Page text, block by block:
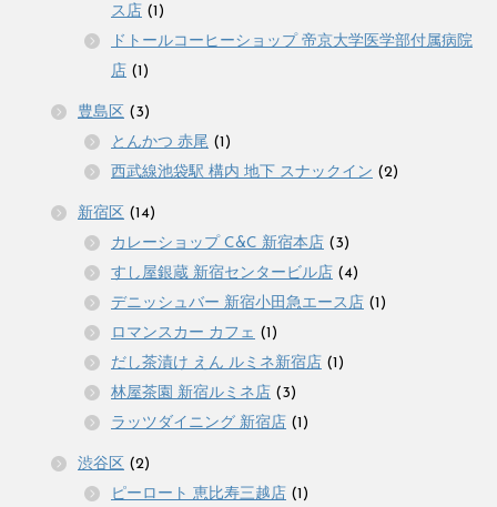
ス店 (1)
ドトールコーヒーショップ 帝京大学医学部付属病院
店 (1)
豊島区 (3)
とんかつ 赤尾 (1)
西武線池袋駅 構内 地下 スナックイン (2)
新宿区 (14)
カレーショップ C&C 新宿本店 (3)
すし屋銀蔵 新宿センタービル店 (4)
デニッシュバー 新宿小田急エース店 (1)
ロマンスカー カフェ (1)
だし茶漬け えん ルミネ新宿店 (1)
林屋茶園 新宿ルミネ店 (3)
ラッツダイニング 新宿店 (1)
渋谷区 (2)
ピーロート 恵比寿三越店 (1)